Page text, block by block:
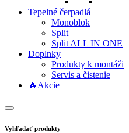
Tepelné čerpadlá
Monoblok
Split
Split ALL IN ONE
Doplnky
Produkty k montáži
Servis a čistenie
🔥Akcie
Vyhľadať produkty